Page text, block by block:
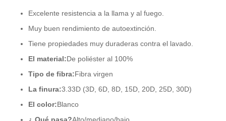
Excelente resistencia a la llama y al fuego.
Muy buen rendimiento de autoextinción.
Tiene propiedades muy duraderas contra el lavado.
El material:De poliéster al 100%
Tipo de fibra:Fibra virgen
La finura:3.33D (3D, 6D, 8D, 15D, 20D, 25D, 30D)
El color:Blanco